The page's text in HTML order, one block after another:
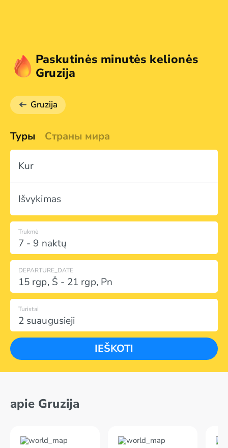
Paskutinės minutės kelionės
Gruzija
Gruzija
Туры Страны мира
Kur
Išvykimas
7 - 9 naktų
Trukmė
DEPARTURE_DATE
15 rgp, Š - 21 rgp, Pn
2 suaugusieji
Turistai
IEŠKOTI
apie Gruzija